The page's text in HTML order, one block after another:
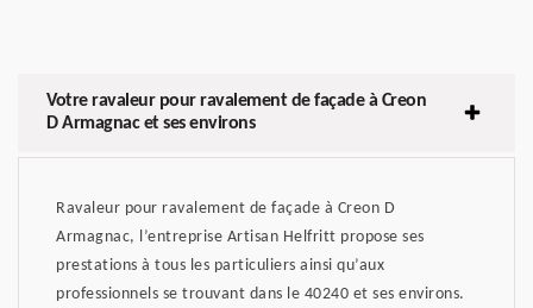
Votre ravaleur pour ravalement de façade à Creon
D Armagnac et ses environs
Ravaleur pour ravalement de façade à Creon D
Armagnac, l’entreprise Artisan Helfritt propose ses
prestations à tous les particuliers ainsi qu’aux
professionnels se trouvant dans le 40240 et ses environs.